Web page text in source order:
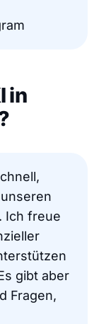
in
Ich freue
gibt aber
Fragen,